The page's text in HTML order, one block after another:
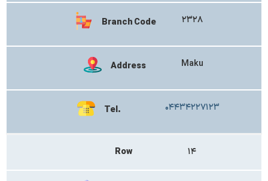
Branch Code ۲۳۲۸
Address Maku
Tel. ۰۴۴۳۴۲۲۷۱۲۳
Row ۱۴